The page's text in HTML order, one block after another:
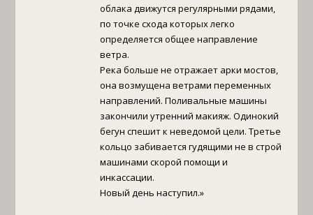
облака движутся регулярными рядами,
по точке схода которых легко
определяется общее направление
ветра.
Река больше не отражает арки мостов,
она возмущена ветрами переменных
направлений. Поливальные машины
закончили утренний макияж. Одинокий
бегун спешит к неведомой цели. Третье
кольцо забивается гудящими не в строй
машинами скорой помощи и
инкассации.
Новый день наступил.»